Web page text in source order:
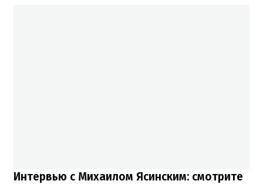
Интервью с Михаилом Ясинским: смотрите